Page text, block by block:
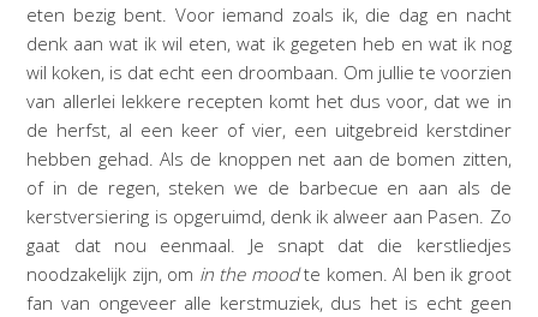
eten bezig bent. Voor iemand zoals ik, die dag en nacht
denk aan wat ik wil eten, wat ik gegeten heb en wat ik nog
wil koken, is dat echt een droombaan. Om jullie te voorzien
van allerlei lekkere recepten komt het dus voor, dat we in
de herfst, al een keer of vier, een uitgebreid kerstdiner
hebben gehad. Als de knoppen net aan de bomen zitten,
of in de regen, steken we de barbecue en aan als de
kerstversiering is opgeruimd, denk ik alweer aan Pasen. Zo
gaat dat nou eenmaal. Je snapt dat die kerstliedjes
noodzakelijk zijn, om in the moodte komen. Al ben ik groot
fan van ongeveer alle kerstmuziek, dus het is echt geen